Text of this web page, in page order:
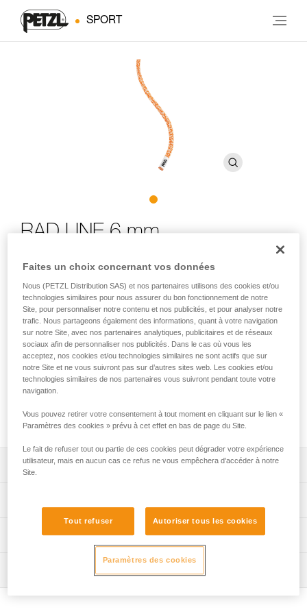
SPORT
RAD LINE 6 mm
Cordelette hyperstatique, ultra-légère et compacte,
destinée aux skieurs pour le secours en crevasse, la
descente en rappel et l'encordement sur glacier pour
s'échapper d'une zone crevassée
Destinée aux skieurs, RAD LINE 6 mm est une cordelette
ultra-légère et compacte pour le secours en crevasse, la
descente en rappel et l'encordement sur glacier pour
s'échapper d'une zone crevassée. Hyperstatique et souple,
elle est dotée d'une gaine rugueuse, procurant une
est disponible en deux longueurs : 30 et 60 mètres.
Descriptif
- seulement 22 grammes au mètre,
- se transporte facilement dans le sac à dos, grâce à sa
légèreté et sa compacité.
Construction spécifique de la gaine :
Poids au mètre: 22 g
Informations techniques
Télécharger le pdf technical-notice-RAD-LINE-2
Faites un choix concernant vos données
Nous (PETZL Distribution SAS) et nos partenaires utilisons des cookies et/ou
technologies similaires pour nous assurer du bon fonctionnement de notre
Site, pour personnaliser notre contenu et nos publicités, et pour analyser notre
trafic. Nous partageons également des informations, quant à votre navigation
sur notre Site, avec nos partenaires analytiques, publicitaires et de réseaux
sociaux afin de personnaliser nos publicités. Dans le cas où vous les
acceptez, nos cookies et/ou technologies similaires ne sont actifs que sur
notre Site et ne vous suivront pas sur d’autres sites web. Les cookies et/ou
technologies similaires de nos partenaires vous suivront pendant toute votre
navigation.
Vous pouvez retirer votre consentement à tout moment en cliquant sur le lien «
Paramètres des cookies » prévu à cet effet en bas de page du Site.
Le fait de refuser tout ou partie de ces cookies peut dégrader votre expérience
utilisateur, mais en aucun cas ce refus ne vous empêchera d’accéder à notre
Site.
Tout refuser Autoriser tous les cookies
Paramètres des cookies